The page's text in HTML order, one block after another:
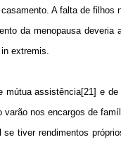
A falta de
da menopausa deveria
extremis.
assistência[21] e
nos encargos de
tiver rendimentos